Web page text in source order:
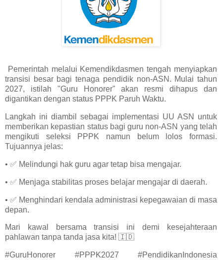
Pemerintah melalui Kemendikdasmen tengah menyiapkan
transisi besar bagi tenaga pendidik non-ASN. Mulai tahun
2027, istilah "Guru Honorer" akan resmi dihapus dan
digantikan dengan status PPPK Paruh Waktu.
Langkah ini diambil sebagai implementasi UU ASN untuk
memberikan kepastian status bagi guru non-ASN yang telah
mengikuti seleksi PPPK namun belum lolos formasi.
Tujuannya jelas:
• ✅ Melindungi hak guru agar tetap bisa mengajar.
• ✅ Menjaga stabilitas proses belajar mengajar di daerah.
• ✅ Menghindari kendala administrasi kepegawaian di masa
depan.
Mari kawal bersama transisi ini demi kesejahteraan
pahlawan tanpa tanda jasa kita! 🇮🇩
#GuruHonorer #PPPK2027 #PendidikanIndonesia